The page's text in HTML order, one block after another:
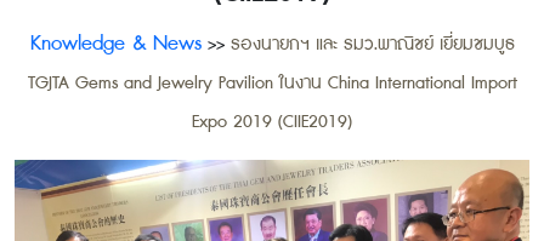
Knowledge & News>> รองนายกฯ และ รมว.พาณิชย์ เยี่ยมชมบูธ
TGJTA Gems and Jewelry Pavilion ในงาน China International Import
Expo 2019 (CIIE2019)